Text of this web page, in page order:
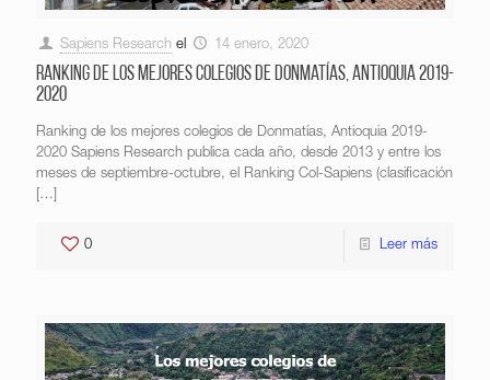
Sapiens Research el 14 enero, 2020
Ranking de los mejores colegios de Donmatías, Antioquia 2019-
2020
Ranking de los mejores colegios de Donmatías, Antioquia 2019-
2020 Sapiens Research publica cada año, desde 2013 y entre los
meses de septiembre-octubre, el Ranking Col-Sapiens (clasificación
[…]
0 Leer más